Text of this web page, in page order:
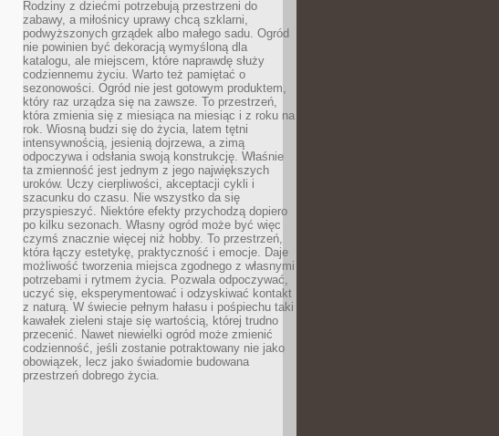
Rodziny z dziećmi potrzebują przestrzeni do
zabawy, a miłośnicy uprawy chcą szklarni,
podwyższonych grządek albo małego sadu. Ogród
nie powinien być dekoracją wymyśloną dla
katalogu, ale miejscem, które naprawdę służy
codziennemu życiu. Warto też pamiętać o
sezonowości. Ogród nie jest gotowym produktem,
który raz urządza się na zawsze. To przestrzeń,
która zmienia się z miesiąca na miesiąc i z roku na
rok. Wiosną budzi się do życia, latem tętni
intensywnością, jesienią dojrzewa, a zimą
odpoczywa i odsłania swoją konstrukcję. Właśnie
ta zmienność jest jednym z jego największych
uroków. Uczy cierpliwości, akceptacji cykli i
szacunku do czasu. Nie wszystko da się
przyspieszyć. Niektóre efekty przychodzą dopiero
po kilku sezonach. Własny ogród może być więc
czymś znacznie więcej niż hobby. To przestrzeń,
która łączy estetykę, praktyczność i emocje. Daje
możliwość tworzenia miejsca zgodnego z własnymi
potrzebami i rytmem życia. Pozwala odpoczywać,
uczyć się, eksperymentować i odzyskiwać kontakt
z naturą. W świecie pełnym hałasu i pośpiechu taki
kawałek zieleni staje się wartością, której trudno
przecenić. Nawet niewielki ogród może zmienić
codzienność, jeśli zostanie potraktowany nie jako
obowiązek, lecz jako świadomie budowana
przestrzeń dobrego życia.